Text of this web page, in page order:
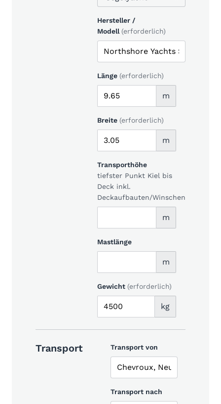
Hersteller /
Modell (erforderlich)
Länge (erforderlich)
m
Breite (erforderlich)
m
Transporthöhe
tiefster Punkt Kiel bis
Deck inkl.
Deckaufbauten/Winschen
m
Mastlänge
m
Gewicht (erforderlich)
kg
Transport Transport von
Transport nach